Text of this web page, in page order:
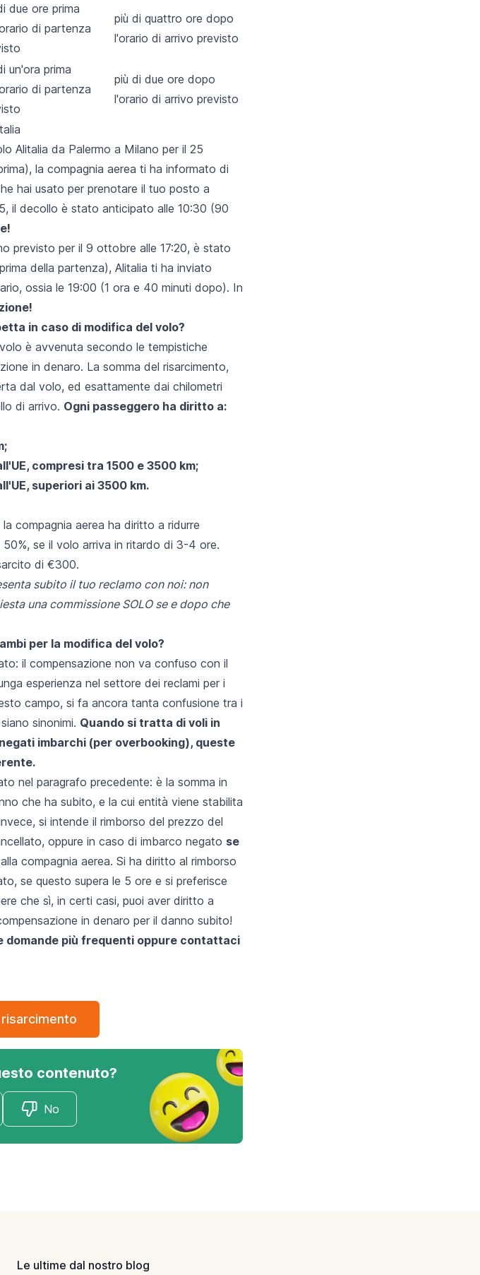
due ore prima
di partenza
più di quattro ore dopo
l'orario di arrivo previsto
un'ora prima
di partenza
più di due ore dopo
l'orario di arrivo previsto
Alitalia da Palermo a Milano per il 25
la compagnia aerea ti ha informato di
hai usato per prenotare il tuo posto a
il decollo è stato anticipato alle 10:30 (90
previsto per il 9 ottobre alle 17:20, è stato
della partenza), Alitalia ti ha inviato
ossia le 19:00 (1 ora e 40 minuti dopo). In
in caso di modifica del volo?
è avvenuta secondo le tempistiche
in denaro. La somma del risarcimento,
dal volo, ed esattamente dai chilometri
di arrivo. Ogni passeggero ha diritto a:
compresi tra 1500 e 3500 km;
superiori ai 3500 km.
compagnia aerea ha diritto a ridurre
se il volo arriva in ritardo di 3-4 ore.
di €300.
subito il tuo reclamo con noi: non
una commissione SOLO se e dopo che
per la modifica del volo?
il compensazione non va confuso con il
esperienza nel settore dei reclami per i
campo, si fa ancora tanta confusione tra i
sinonimi. Quando si tratta di voli in
imbarchi (per overbooking), queste
nel paragrafo precedente: è la somma in
che ha subito, e la cui entità viene stabilita
si intende il rimborso del prezzo del
oppure in caso di imbarco negato se
compagnia aerea. Si ha diritto al rimborso
se questo supera le 5 ore e si preferisce
che sì, in certi casi, puoi aver diritto a
in denaro per il danno subito!
domande più frequenti oppure contattaci
risarcimento
contenuto?
No
Le ultime dal nostro blog